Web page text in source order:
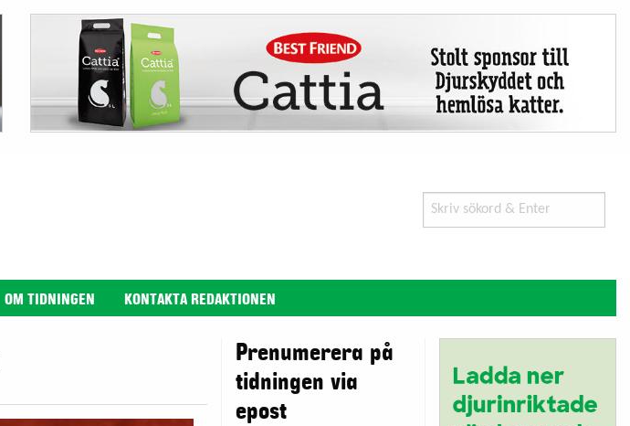
Search
for:
OM TIDNINGEN KONTAKTA REDAKTIONEN
Prenumerera på
tidningen via
epost